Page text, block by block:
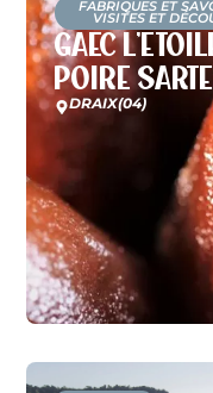
FABRIQUES ET
VISITES ET
GAEC
poire
DRAIX(04)